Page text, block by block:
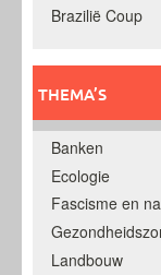
Brazilië Coup
THEMA’S
Banken
Ecologie
Fascisme en
Landbouw